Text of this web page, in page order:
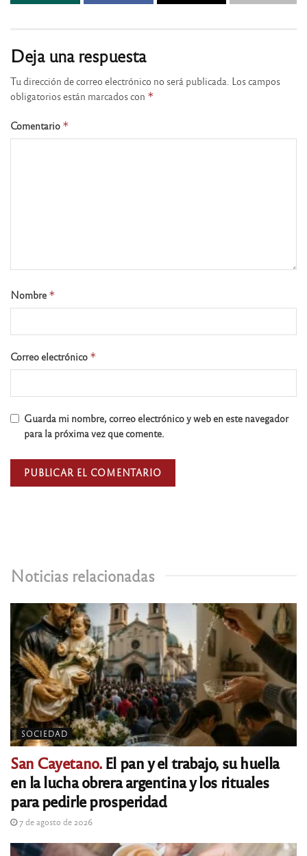
Noticias relacionadas
SOCIEDAD
San Cayetano.El pan y el trabajo, su huella
en la lucha obrera argentina y los rituales
para pedirle prosperidad
7 de agosto de 2026
Deja una respuesta
Tu dirección de correo electrónico no será publicada. Los campos
obligatorios están marcados con *
Comentario *
Nombre *
Correo electrónico *
Guarda mi nombre, correo electrónico y web en este navegador
para la próxima vez que comente.